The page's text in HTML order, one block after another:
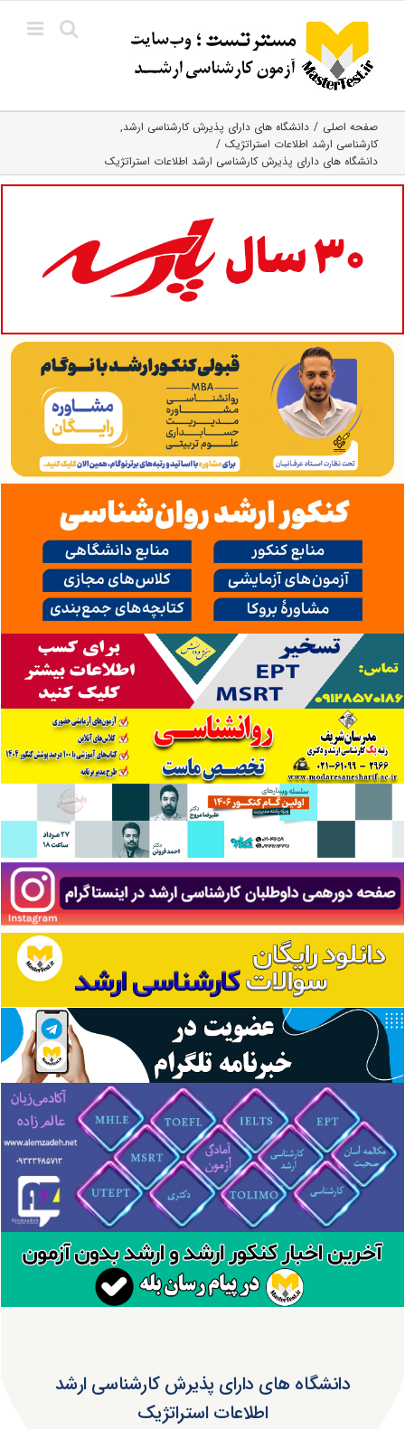
content
صفحه اصلی
دانشگاه های دارای پذیرش کارشناسی ارشد
کارشناسی ارشد اطلاعات استراتژیک
دانشگاه های دارای پذیرش کارشناسی ارشد اطلاعات استراتژیک
دانشگاه های دارای پذیرش کارشناسی ارشد
اطلاعات استراتژیک